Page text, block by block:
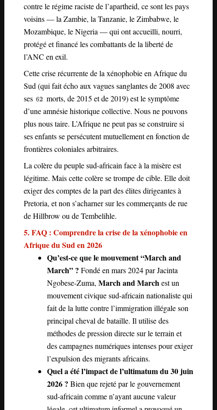
contre le régime raciste de l’apartheid, ce sont les pays
voisins — la Zambie, la Tanzanie, le Zimbabwe, le
Mozambique, le Nigeria — qui ont accueilli, nourri,
protégé et financé les combattants de la liberté de
l’ANC en exil.
Cette crise récurrente de la xénophobie en Afrique du
Sud (qui fait écho aux vagues sanglantes de 2008 avec
ses
morts, de 2015 et de 2019) est le symptôme
d’une amnésie historique collective. Nous ne pouvons
plus nous taire. L’Afrique ne peut pas se construire si
ses enfants se persécutent mutuellement en fonction de
frontières coloniales arbitraires.
La colère du peuple sud-africain face à la misère est
légitime. Mais cette colère se trompe de cible. Elle doit
exiger des comptes de la part des élites dirigeantes à
Pretoria, et non s’acharner sur les commerçants de rue
de Hillbrow ou de Tembelihle.
5. FAQ : Comprendre la crise de la xénophobie en
Afrique du Sud en 2026
Qu’est-ce que le mouvement “March and
March” ? Fondé en mars 2024 par Jacinta
Ngobese-Zuma, March and March est un
mouvement civique sud-africain nationaliste qui
fait de la lutte contre l’immigration illégale son
principal cheval de bataille. Il utilise des
méthodes de pression directe sur le terrain et
des campagnes numériques intenses pour exiger
l’expulsion des migrants africains.
Quel a été l’impact de l’ultimatum du 30 juin
2026 ? Bien que rejeté par le gouvernement
sud-africain comme n’ayant aucune valeur